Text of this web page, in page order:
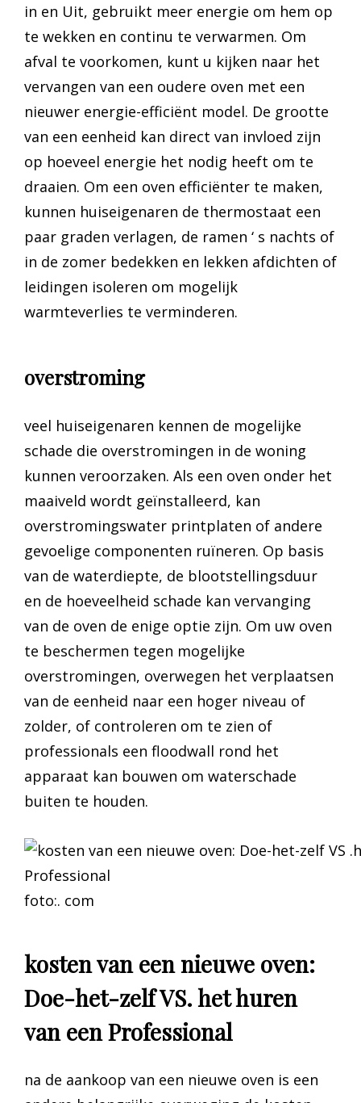
in en Uit, gebruikt meer energie om hem op
te wekken en continu te verwarmen. Om
afval te voorkomen, kunt u kijken naar het
vervangen van een oudere oven met een
nieuwer energie-efficiënt model. De grootte
van een eenheid kan direct van invloed zijn
op hoeveel energie het nodig heeft om te
draaien. Om een oven efficiënter te maken,
kunnen huiseigenaren de thermostaat een
paar graden verlagen, de ramen ‘ s nachts of
in de zomer bedekken en lekken afdichten of
leidingen isoleren om mogelijk
warmteverlies te verminderen.
overstroming
veel huiseigenaren kennen de mogelijke
schade die overstromingen in de woning
kunnen veroorzaken. Als een oven onder het
maaiveld wordt geïnstalleerd, kan
overstromingswater printplaten of andere
gevoelige componenten ruïneren. Op basis
van de waterdiepte, de blootstellingsduur
en de hoeveelheid schade kan vervanging
van de oven de enige optie zijn. Om uw oven
te beschermen tegen mogelijke
overstromingen, overwegen het verplaatsen
van de eenheid naar een hoger niveau of
zolder, of controleren om te zien of
professionals een floodwall rond het
apparaat kan bouwen om waterschade
buiten te houden.
foto:. com
kosten van een nieuwe oven:
Doe-het-zelf VS. het huren
van een Professional
na de aankoop van een nieuwe oven is een